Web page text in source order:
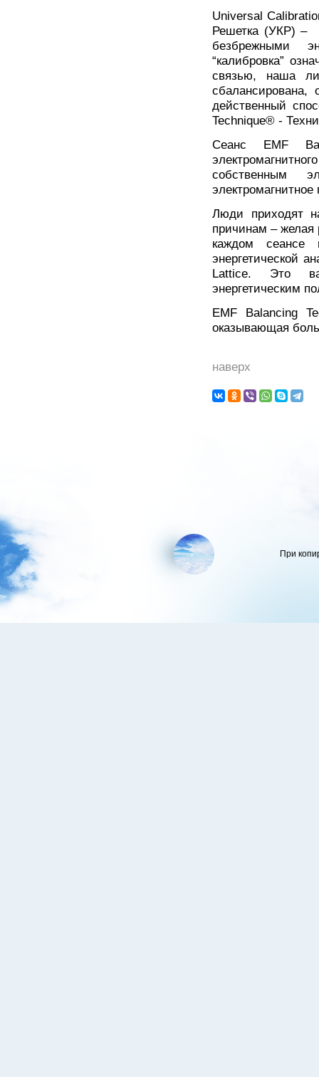
Universal
Решетка (УКР) –
безбрежными
“калибровка”
связью, наша
действенный
Technique® -
Сеанс EMF
собственным
Люди приходят
причинам – желая
каждом сеансе
энергетической
Lattice. Это
энергетическим
EMF Balancing
оказывающая
наверх
При